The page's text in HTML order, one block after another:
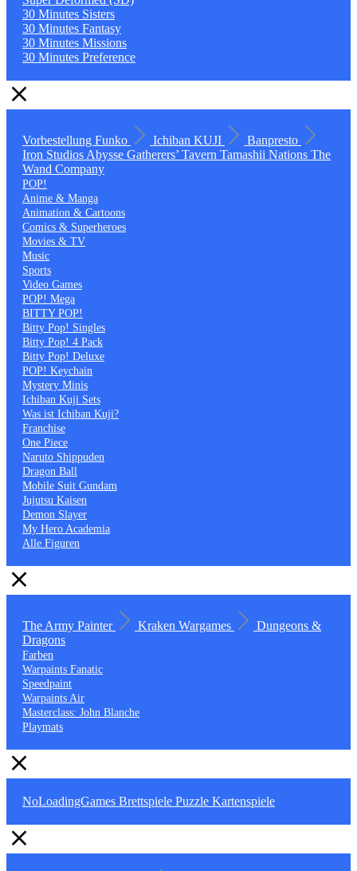
30 Minutes Sisters
30 Minutes Fantasy
30 Minutes Missions
30 Minutes Preference
Vorbestellung Funko Ichiban KUJI
Banpresto
Iron Studios Abysse Gatherers’ Tavern Tamashii Nations The
Wand Company
POP!
Anime & Manga
Animation & Cartoons
Comics & Superheroes
Movies & TV
Music
Sports
Video Games
POP! Mega
BITTY POP!
Bitty Pop! Singles
Bitty Pop! 4 Pack
Bitty Pop! Deluxe
POP! Keychain
Mystery Minis
Ichiban Kuji Sets
Was ist Ichiban Kuji?
Franchise
One Piece
Naruto Shippuden
Dragon Ball
Mobile Suit Gundam
Jujutsu Kaisen
Demon Slayer
My Hero Academia
Alle Figuren
The Army Painter Kraken Wargames
Dungeons &
Dragons
Farben
Warpaints Fanatic
Speedpaint
Warpaints Air
Masterclass: John Blanche
Playmats
NoLoadingGames Brettspiele Puzzle Kartenspiele